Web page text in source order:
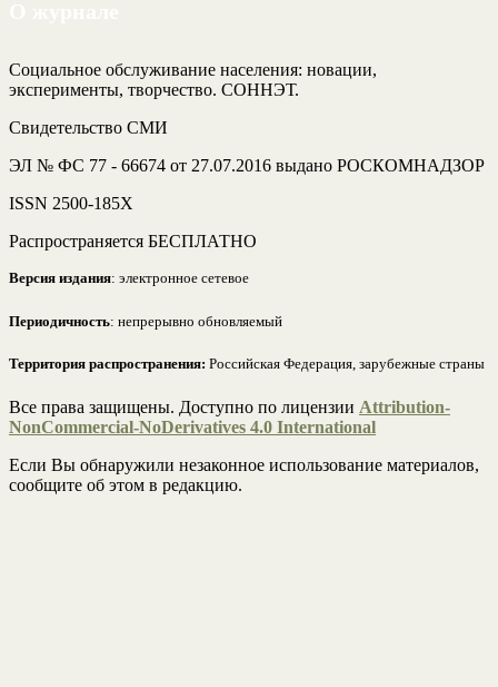
Социальное обслуживание населения: новации,
эксперименты, творчество. СОННЭТ.
Свидетельство СМИ
ЭЛ № ФС 77 - 66674 от 27.07.2016 выдано РОСКОМНАДЗОР
ISSN 2500-185Х
Распространяется БЕСПЛАТНО
Версия издания: электронное сетевое
Периодичность: непрерывно обновляемый
Территория распространения: Российская Федерация, зарубежные страны
Все права защищены. Доступно по лицензии Attribution-
NonCommercial-NoDerivatives 4.0 International
Если Вы обнаружили незаконное использование материалов,
сообщите об этом в редакцию.